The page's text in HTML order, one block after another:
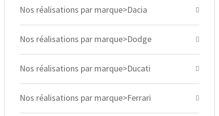
Nos réalisations par marque>Dacia
Nos réalisations par marque>Dodge
Nos réalisations par marque>Ducati
Nos réalisations par marque>Ferrari